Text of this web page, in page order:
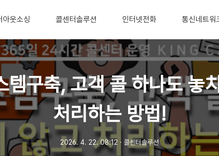
아웃소싱 콜센터솔루션 인터넷전화 통신네트워
템구축, 고객 콜 하나도 놓
처리하는 방법!
2026. 4. 22. 08:12 ㆍ 콜센터솔루션